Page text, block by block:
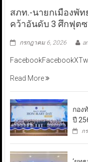
สภท.-นายกเมืองพั
คว้าอันดับ 3 ศึกฟุตซ
กรกฎาคม 6, 2026
Read More
กอง
ปี
ก